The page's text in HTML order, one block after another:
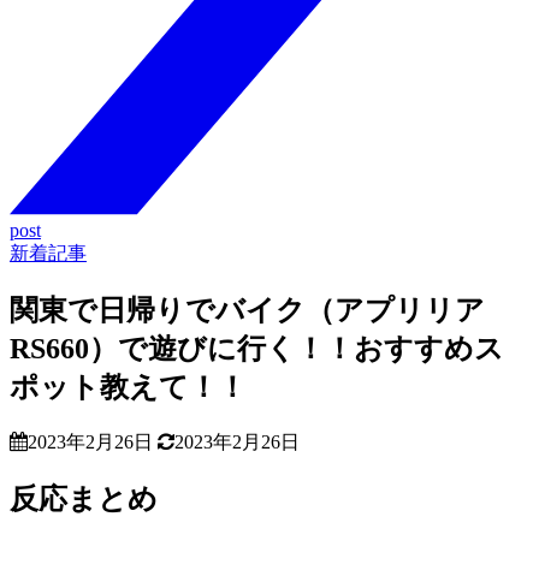
post
新着記事
関東で日帰りでバイク（アプリリア
RS660）で遊びに行く！！おすすめス
ポット教えて！！
2023年2月26日 2023年2月26日
反応まとめ